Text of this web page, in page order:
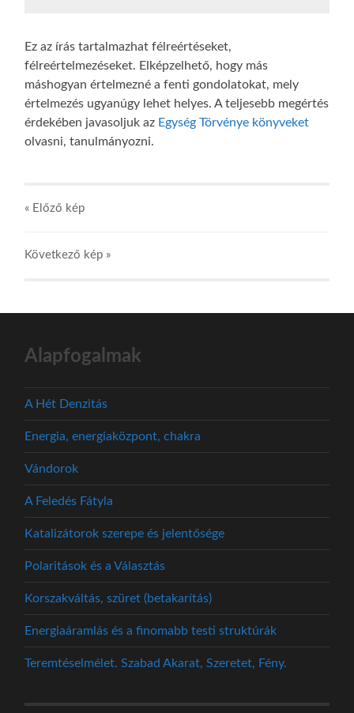
Ez az írás tartalmazhat félreértéseket,
félreértelmezéseket. Elképzelhető, hogy más
máshogyan értelmezné a fenti gondolatokat, mely
értelmezés ugyanúgy lehet helyes. A teljesebb megértés
érdekében javasoljuk az Egység Törvénye könyveket
olvasni, tanulmányozni.
« Előző kép
Következő kép »
Alapfogalmak
A Hét Denzitás
Energia, energiaközpont, chakra
Vándorok
A Feledés Fátyla
Katalizátorok szerepe és jelentősége
Polaritások és a Választás
Korszakváltás, szüret (betakarítás)
Energiaáramlás és a finomabb testi struktúrák
Teremtéselmélet. Szabad Akarat, Szeretet, Fény.